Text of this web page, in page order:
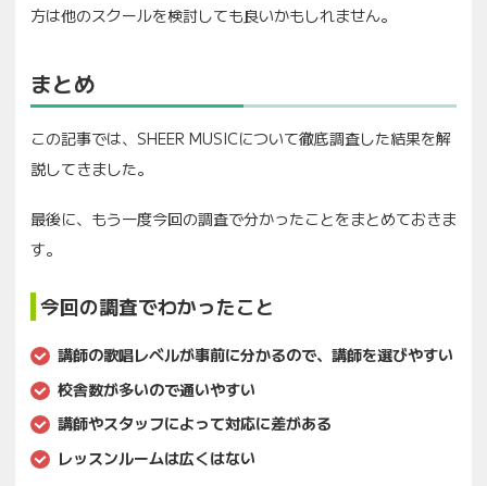
方は他のスクールを検討しても良いかもしれません。
まとめ
この記事では、SHEER MUSICについて徹底調査した結果を解
説してきました。
最後に、もう一度今回の調査で分かったことをまとめておきま
す。
今回の調査でわかったこと
講師の歌唱レベルが事前に分かるので、講師を選びやすい
校舎数が多いので通いやすい
講師やスタッフによって対応に差がある
レッスンルームは広くはない